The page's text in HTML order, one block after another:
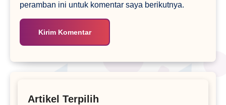
peramban ini untuk komentar saya berikutnya.
Artikel Terpilih